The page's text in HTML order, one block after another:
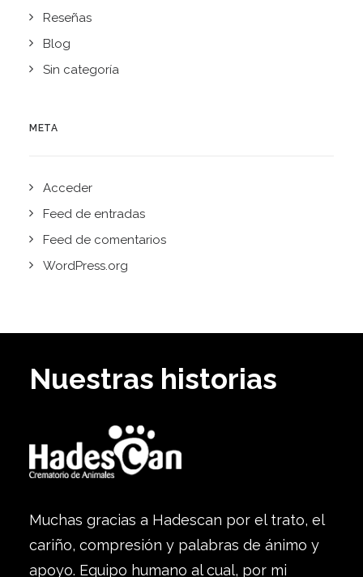
Reseñas
Blog
Sin categoría
META
Acceder
Feed de entradas
Feed de comentarios
WordPress.org
Nuestras historias
Muchas gracias a Hadescan por el trato, el
cariño, compresión y palabras de ánimo y
apoyo. Equipo humano al cual, por mi